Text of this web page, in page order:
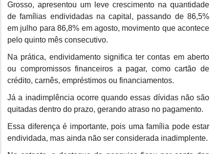
Grosso, apresentou um leve crescimento na quantidade
de famílias endividadas na capital, passando de 86,5%
em julho para 86,8% em agosto, movimento que acontece
pelo quinto mês consecutivo.
Na prática, endividamento significa ter contas em aberto
ou compromissos financeiros a pagar, como cartão de
crédito, carnês, empréstimos ou financiamentos.
Já a inadimplência ocorre quando essas dívidas não são
quitadas dentro do prazo, gerando atraso no pagamento.
Essa diferença é importante, pois uma família pode estar
endividada, mas ainda não ser considerada inadimplente.